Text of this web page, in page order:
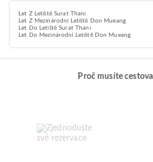
Let Z Letiště Surat Thani
Let Z Mezinárodní Letiště Don Mueang
Let Do Letiště Surat Thani
Let Do Mezinárodní Letiště Don Mueang
Proč musíte